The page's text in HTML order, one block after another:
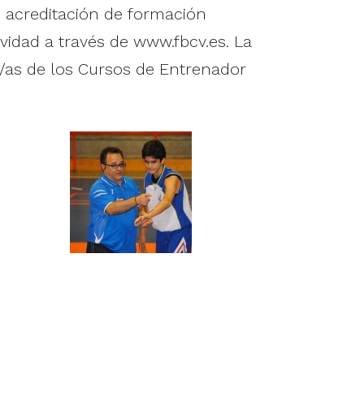
de formación
a través de www.fbcv.es. La
de los Cursos de Entrenador